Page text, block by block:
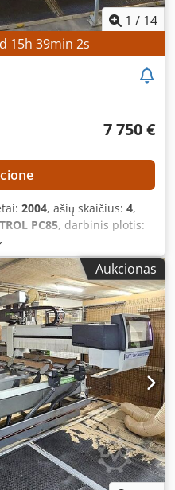
1 / 14
15h 38min 59s
7 750 €
2004, ašių skaičius: 4,
PC85, darbinis plotis:
(maks.):
mm, TECHNINĖS
(X ašis): 3 250 mm
plotas (Y ašis): 1 220 mm
„Pod-and-Rail“ tipo
6 Valdomų ašių
1 Frezavimo velenų
skaičius: 1 Gręžimo
gręžimo velenai: 12
ašis): 4 Horizontalūs
gręžimo velenų
viršuje Valdomos
skaičius: 24 000 aps./min.
automatinis Įpjovų
Konstrukcija: tvirta, skirta
Aukcionas